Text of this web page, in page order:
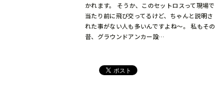
かれます。 そうか、このセットロスって現場で
当たり前に飛び交ってるけど、ちゃんと説明さ
れた事がない人も多いんですよね～。 私もその
昔、グラウンドアンカー設…